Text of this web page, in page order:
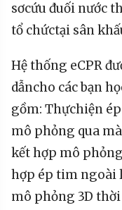
sơcứu đuối nước
tổ chứctại sân
Hệthống eCPR
dẫncho cácbạn
gồm: Thựchiện ép
mô phỏng qua
kếthợp mô phỏng
hợp ép tim ngoài
mô phỏng 3D thời